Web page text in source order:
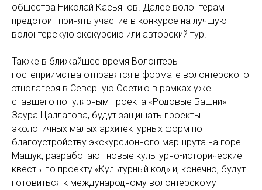
общества Николай Касьянов. Далее волонтерам
предстоит принять участие в конкурсе на лучшую
волонтерскую экскурсию или авторский тур.
Также в ближайшее время Волонтеры
гостеприимства отправятся в формате волонтерского
этнолагеря в Северную Осетию в рамках уже
ставшего популярным проекта «Родовые Башни»
Заура Цаллагова, будут защищать проекты
экологичных малых архитектурных форм по
благоустройству экскурсионного маршрута на горе
Машук, разработают новые культурно-исторические
квесты по проекту «Культурный код» и, конечно, будут
готовиться к международному волонтерскому